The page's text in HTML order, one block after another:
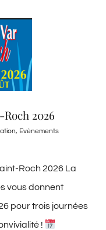
2026
, Evènements
Roch 2026 La
vous donnent
pour trois journées
!